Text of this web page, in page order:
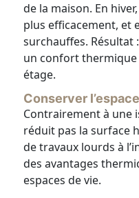
de la maison. En
plus efficacement, et
surchauffes. Résultat
un confort thermique
étage.
Conserver
Contrairement à une
réduit pas la surface
de travaux lourds à
des avantages
espaces de vie.